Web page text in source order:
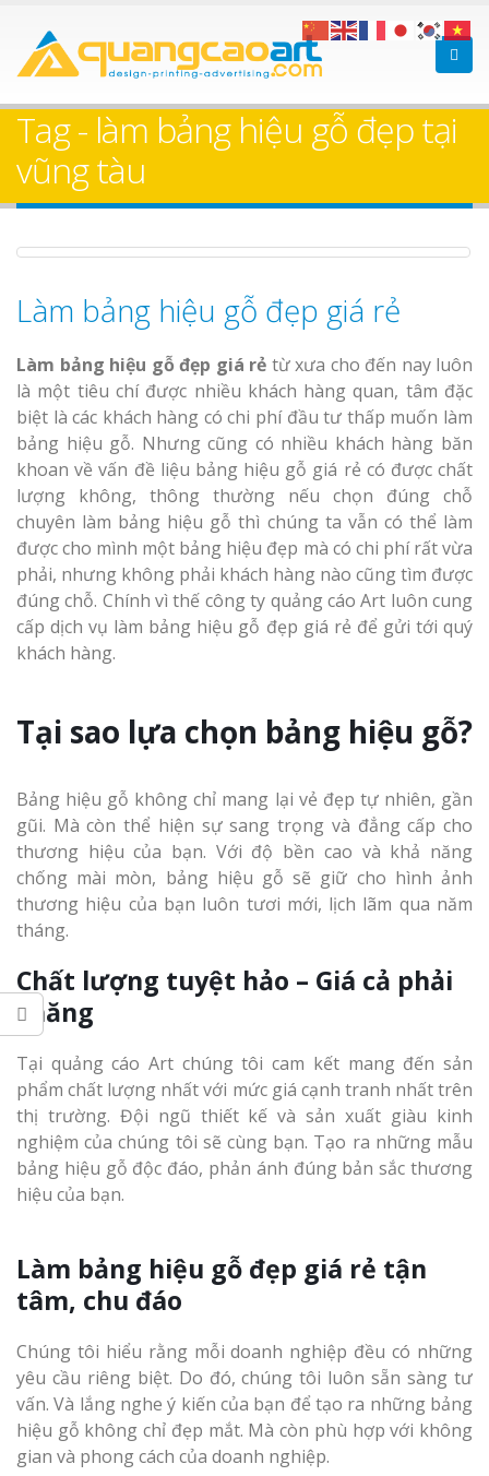
Tag - làm bảng hiệu gỗ đẹp tại
vũng tàu
Làm bảng hiệu gỗ đẹp giá rẻ
Làm bảng hiệu gỗ đẹp giá rẻ từ xưa cho đến nay luôn
là một tiêu chí được nhiều khách hàng quan, tâm đặc
biệt là các khách hàng có chi phí đầu tư thấp muốn làm
bảng hiệu gỗ. Nhưng cũng có nhiều khách hàng băn
khoan về vấn đề liệu bảng hiệu gỗ giá rẻ có được chất
lượng không, thông thường nếu chọn đúng chỗ
chuyên làm bảng hiệu gỗ thì chúng ta vẫn có thể làm
được cho mình một bảng hiệu đẹp mà có chi phí rất vừa
phải, nhưng không phải khách hàng nào cũng tìm được
đúng chỗ. Chính vì thế công ty quảng cáo Art luôn cung
cấp dịch vụ làm bảng hiệu gỗ đẹp giá rẻ để gửi tới quý
khách hàng.
Tại sao lựa chọn bảng hiệu gỗ?
Bảng hiệu gỗ không chỉ mang lại vẻ đẹp tự nhiên, gần
gũi. Mà còn thể hiện sự sang trọng và đẳng cấp cho
thương hiệu của bạn. Với độ bền cao và khả năng
chống mài mòn, bảng hiệu gỗ sẽ giữ cho hình ảnh
thương hiệu của bạn luôn tươi mới, lịch lãm qua năm
tháng.
Chất lượng tuyệt hảo – Giá cả phải
chăng
Tại quảng cáo Art chúng tôi cam kết mang đến sản
phẩm chất lượng nhất với mức giá cạnh tranh nhất trên
thị trường. Đội ngũ thiết kế và sản xuất giàu kinh
nghiệm của chúng tôi sẽ cùng bạn. Tạo ra những mẫu
bảng hiệu gỗ độc đáo, phản ánh đúng bản sắc thương
hiệu của bạn.
Làm bảng hiệu gỗ đẹp giá rẻ tận
tâm, chu đáo
Chúng tôi hiểu rằng mỗi doanh nghiệp đều có những
yêu cầu riêng biệt. Do đó, chúng tôi luôn sẵn sàng tư
vấn. Và lắng nghe ý kiến của bạn để tạo ra những bảng
hiệu gỗ không chỉ đẹp mắt. Mà còn phù hợp với không
gian và phong cách của doanh nghiệp.
Làm bảng hiệu gỗ tại
Bảng gỗ treo cửa
Làm bảng hiệu gỗ tại
Biên Hòa
Làm Biển
Làm bảng
Thuận An
cáo Thuận
Dương
Làm biển
tóc Thuận An
Làm biển
Nghệ An giá
Nghệ An Nâng Tầm
Hiệu
Làm Biển
Rẻ Tại Vinh Giải Pháp
Quả
Cáo Tại Vinh Giá Rẻ
Ma Trận
Thi Công
Nghiệp